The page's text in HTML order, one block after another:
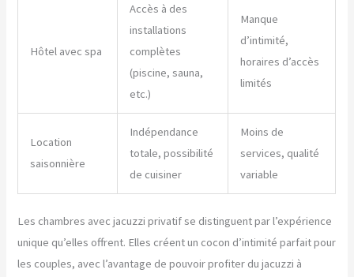
Hôtel avec spa
Accès à des
installations
complètes
(piscine, sauna,
etc.)
Manque
d’intimité,
horaires d’accès
limités
Location
saisonnière
Indépendance
totale, possibilité
de cuisiner
Moins de
services, qualité
variable
Les chambres avec jacuzzi privatif se distinguent par l’expérience
unique qu’elles offrent. Elles créent un cocon d’intimité parfait pour
les couples, avec l’avantage de pouvoir profiter du jacuzzi à